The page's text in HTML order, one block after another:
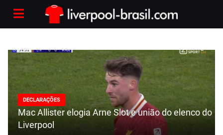
DECLARAÇÕES
Mac Allister elogia Arne Slot e união do elenco do
Liverpool